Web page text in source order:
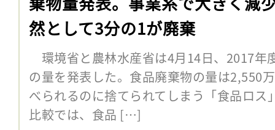
然として3分の1が廃棄
環境省と農林水産省は4月14日、2017年
の量を発表した。食品廃棄物の量は2,550
べられるのに捨てられてしまう「食品ロ
比較では、食品 […]